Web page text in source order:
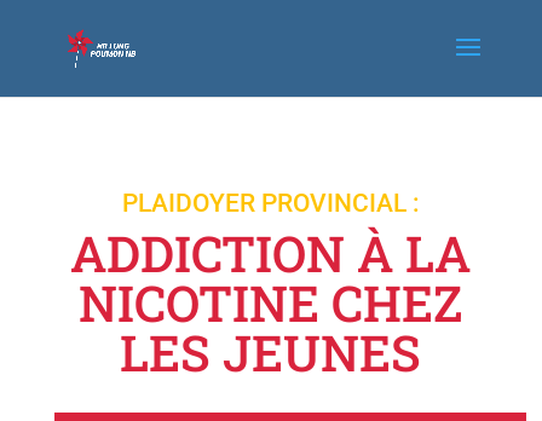
PLAIDOYER PROVINCIAL :
ADDICTION À LA
NICOTINE CHEZ
LES JEUNES